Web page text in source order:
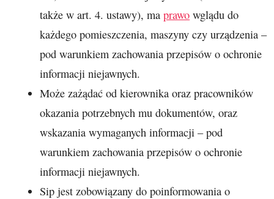
także w art. 4. ustawy), maprawo wglądu do
każdego pomieszczenia, maszyny czy urządzenia –
pod warunkiem zachowania przepisów o ochronie
informacji niejawnych.
Może zażądać od kierownika oraz pracowników
okazania potrzebnych mu dokumentów, oraz
wskazania wymaganych informacji – pod
warunkiem zachowania przepisów o ochronie
informacji niejawnych.
Sip jest zobowiązany do poinformowania o